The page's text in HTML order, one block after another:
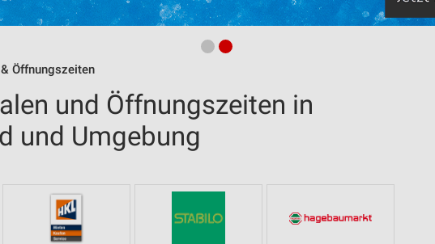
Öffnungszeiten
und Öffnungszeiten in
und Umgebung